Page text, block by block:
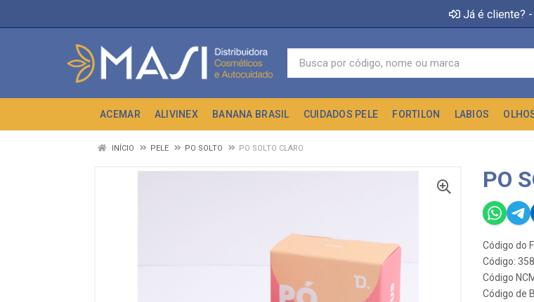
Já é cliente? -
ACEMAR ALIVINEX BANANA BRASIL CUIDADOS PELE FORTILON LABIOS
INÍCIO PELE PO SOLTO PO SOLTO CLARO
PO
Código do
Código:
Código
Código de